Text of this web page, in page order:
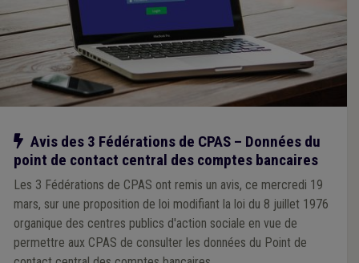
Notre action
Avis des 3 Fédérations de CPAS – Données du
point de contact central des comptes bancaires
Les 3 Fédérations de CPAS ont remis un avis, ce mercredi 19
mars, sur une proposition de loi modifiant la loi du 8 juillet 1976
organique des centres publics d'action sociale en vue de
permettre aux CPAS de consulter les données du Point de